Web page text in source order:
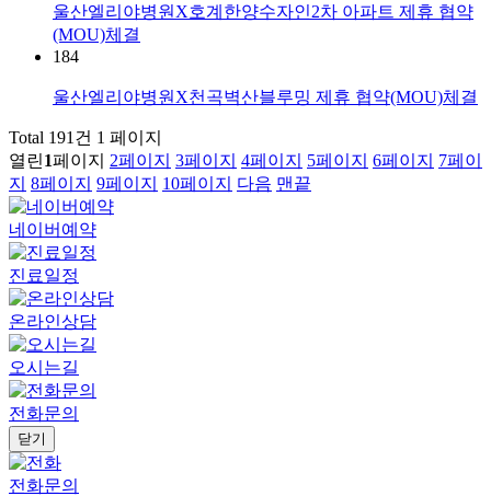
울산엘리야병원X호계한양수자인2차 아파트 제휴 협약
(MOU)체결
184
울산엘리야병원X천곡벽산블루밍 제휴 협약(MOU)체결
Total 191건 1 페이지
열린1페이지 2페이지 3페이지 4페이지 5페이지 6페이지 7페이
지 8페이지 9페이지 10페이지 다음 맨끝
네이버예약
진료일정
온라인상담
오시는길
전화문의
닫기
전화문의